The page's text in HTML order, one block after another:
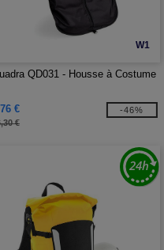
W1
QD031 - Housse à Costume
€
€
-46%